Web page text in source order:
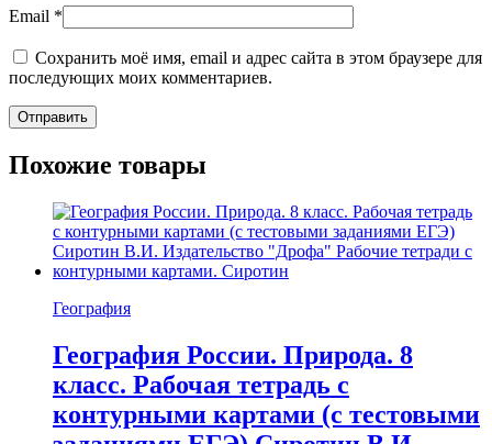
Email *
Сохранить моё имя, email и адрес сайта в этом браузере для
последующих моих комментариев.
Похожие товары
География
География России. Природа. 8
класс. Рабочая тетрадь с
контурными картами (с тестовыми